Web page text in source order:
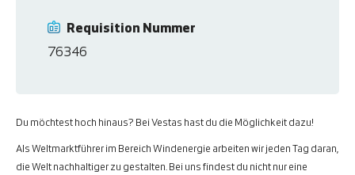
Requisition Nummer
76346
Du möchtest hoch hinaus? Bei Vestas hast du die Möglichkeit dazu!
Als Weltmarktführer im Bereich Windenergie arbeiten wir jeden Tag daran,
die Welt nachhaltiger zu gestalten. Bei uns findest du nicht nur eine